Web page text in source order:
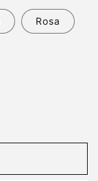
Rosa